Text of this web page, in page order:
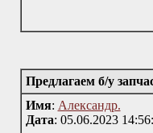
Предлагаем б/у
Имя: Александр.
Дата: 05.06.2023